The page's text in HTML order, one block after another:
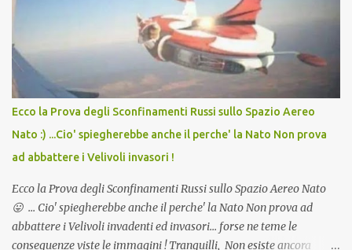
andava bene anche, a Temperatura Ambiente"! Riproponiamo
l'articolo per NON Dimenticare!
Ecco la Prova degli Sconfinamenti Russi sullo Spazio Aereo
Nato :) ...Cio' spiegherebbe anche il perche' la Nato Non prova
ad abbattere i Velivoli invasori !
Ecco la Prova degli Sconfinamenti Russi sullo Spazio Aereo Nato
😛 ... Cio' spiegherebbe anche il perche' la Nato Non prova ad
abbattere i Velivoli invadenti ed invasori... forse ne teme le
conseguenze viste le immagini ! Tranquilli, Non esiste ancora